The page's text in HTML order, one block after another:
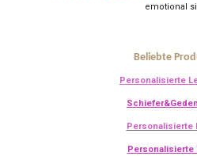
emotional
Beliebte
Personalisierte
Personalisierte
Personalisierte